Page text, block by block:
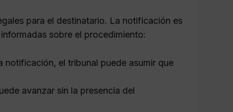
para el destinatario. La notificación es
sobre el procedimiento:
notificación, el tribunal puede asumir que
avanzar sin la presencia del